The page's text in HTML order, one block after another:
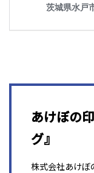
あけぼの
グ』
株式会社あけぼ